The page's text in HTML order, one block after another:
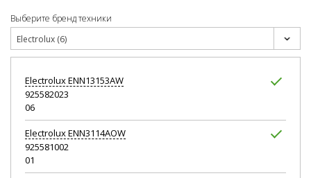
Выберите бренд техники
Electrolux (6)
ElectroluxENN13153AW
925582023
06
ElectroluxENN3114AOW
925581002
01